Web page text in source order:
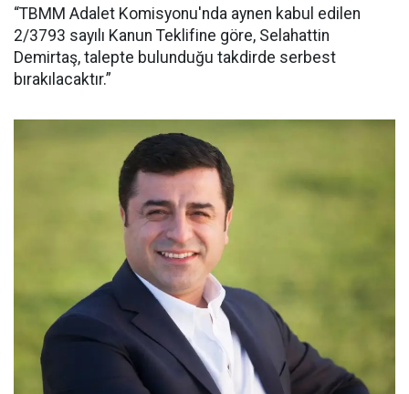
“TBMM Adalet Komisyonu'nda aynen kabul edilen
2/3793 sayılı Kanun Teklifine göre, Selahattin
Demirtaş, talepte bulunduğu takdirde serbest
bırakılacaktır.”